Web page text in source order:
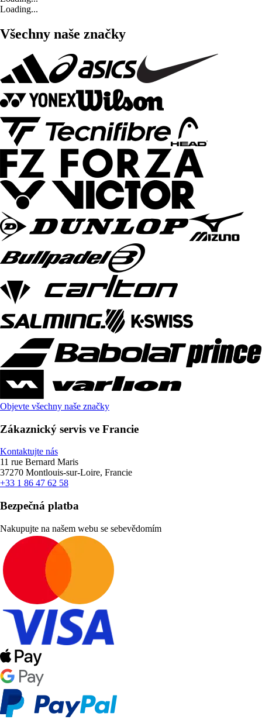
Loading...
Všechny naše značky
Objevte všechny naše značky
Zákaznický servis ve Francie
Kontaktujte nás
11 rue Bernard Maris
37270 Montlouis-sur-Loire, Francie
+33 1 86 47 62 58
Bezpečná platba
Nakupujte na našem webu se sebevědomím